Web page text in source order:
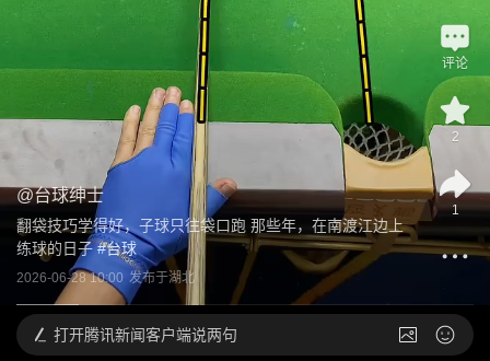
@台球绅士
翻袋技巧学得好，子球只往袋口跑 那些年，在南渡江边上
练球的日子 #台球
2026-06-28 10:00 发布于湖北
评论
2
1
打开腾讯新闻客户端说两句